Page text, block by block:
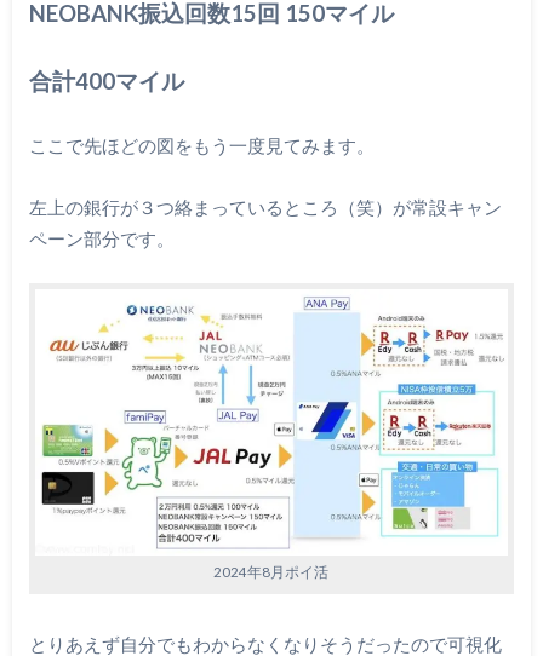
NEOBANK振込回数15回 150マイル
合計400マイル
ここで先ほどの図をもう一度見てみます。
左上の銀行が３つ絡まっているところ（笑）が常設キャン
ペーン部分です。
2024年8月ポイ活
とりあえず自分でもわからなくなりそうだったので可視化